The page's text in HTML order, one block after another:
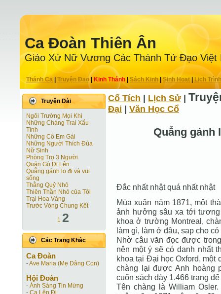
Ca Ðoàn Thiên Ân
Giáo Xứ Nữ Vương Các Thánh Tử Ðạo Việt
Thánh Ca Truyện Ðạo| Kinh Thánh Sách Kinh|Sinh Hoạt| Lịch Trình
Truyện Dài
Ngôi Trường Mọi Khi
Những Chàng Trai Xấu
Tính
Những Cô Em Gái
Những Người Thích Đùa
Nữ Sinh
Phòng Trọ 3 Người
Quán Gò Đi Lên
Quẳng gánh lo đi và vui
sống
Thằng Quỷ Nhỏ
Thiên Thần Nhỏ của Tôi
Trại Hoa Vàng
Trước Vòng Chung Kết
1 2
Các Trang Khác
Ca Ðoàn
-Ave Maria (Mẹ Dâng Con)
Hội Ðoàn
- Ánh Sáng Tin Mừng
- Ca Lên Đi
Cổ Tích Lịch Sử
Ðại Văn Học Cổ
Quẳng gánh
Đắc nhất nhật quá nhất nhật
Mùa xuân năm 1871, một
ảnh hưởng sâu xa tới
khoa ở trường Montreal,
làm gì, làm ở đâu, sap cho
Nhờ câu văn đọc được
nên một ý sẽ có danh nhất
khoa tại Đại học Oxford, một
chàng lại được Anh hoàng
cuốn sách dày 1.466 trang
Tên chàng là William